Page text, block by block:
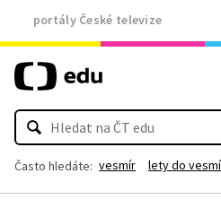
portály České televize
Často hledáte: vesmír lety do